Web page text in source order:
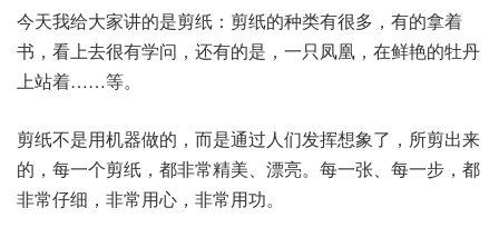
今天我给大家讲的是剪纸：剪纸的种类有很多，有的拿着
书，看上去很有学问，还有的是，一只凤凰，在鲜艳的牡丹
上站着……等。
剪纸不是用机器做的，而是通过人们发挥想象了，所剪出来
的，每一个剪纸，都非常精美、漂亮。每一张、每一步，都
非常仔细，非常用心，非常用功。